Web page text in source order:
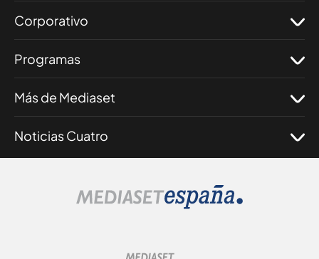
Corporativo
Programas
Más de Mediaset
Noticias Cuatro